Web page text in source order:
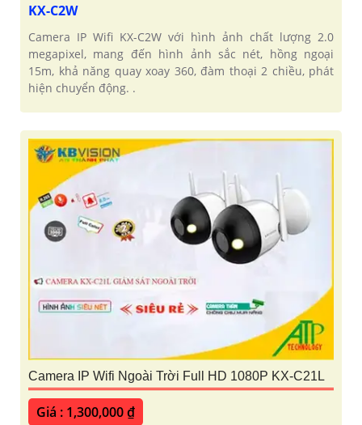
KX-C2W
Camera IP Wifi KX-C2W với hình ảnh chất lượng 2.0
megapixel, mang đến hình ảnh sắc nét, hồng ngoại
15m, khả năng quay xoay 360, đàm thoại 2 chiều, phát
hiện chuyển động. .
Camera IP Wifi Ngoài Trời Full HD 1080P KX-C21L
Giá : 1,300,000 ₫